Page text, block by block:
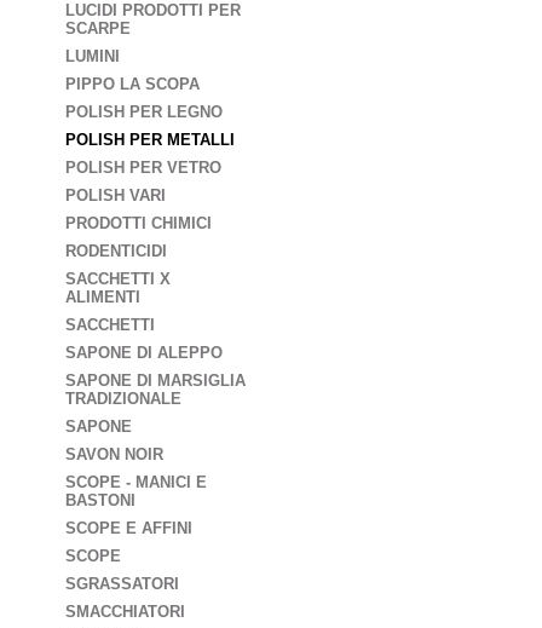
LUCIDI PRODOTTI PER
SCARPE
LUMINI
PIPPO LA SCOPA
POLISH PER LEGNO
POLISH PER METALLI
POLISH PER VETRO
POLISH VARI
PRODOTTI CHIMICI
RODENTICIDI
SACCHETTI X
ALIMENTI
SACCHETTI
SAPONE DI ALEPPO
SAPONE DI MARSIGLIA
TRADIZIONALE
SAPONE
SAVON NOIR
SCOPE - MANICI E
BASTONI
SCOPE E AFFINI
SCOPE
SGRASSATORI
SMACCHIATORI